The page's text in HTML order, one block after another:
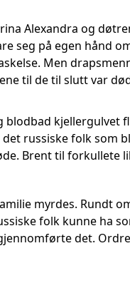
Alexandra og
seg på egen hånd
Men
til de til slutt var
kjellergulvet
russiske folk som
Brent til forkullete
myrdes. Rundt
folk kunne ha
det.